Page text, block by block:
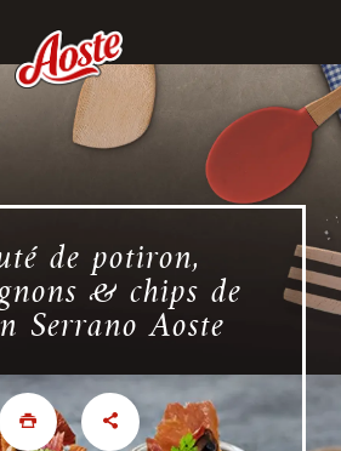
de potiron,
& chips de
Serrano Aoste